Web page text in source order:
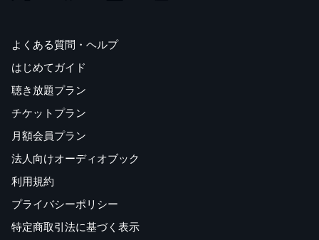
よくある質問・ヘルプ
はじめてガイド
聴き放題プラン
チケットプラン
月額会員プラン
法人向けオーディオブック
利用規約
プライバシーポリシー
特定商取引法に基づく表示